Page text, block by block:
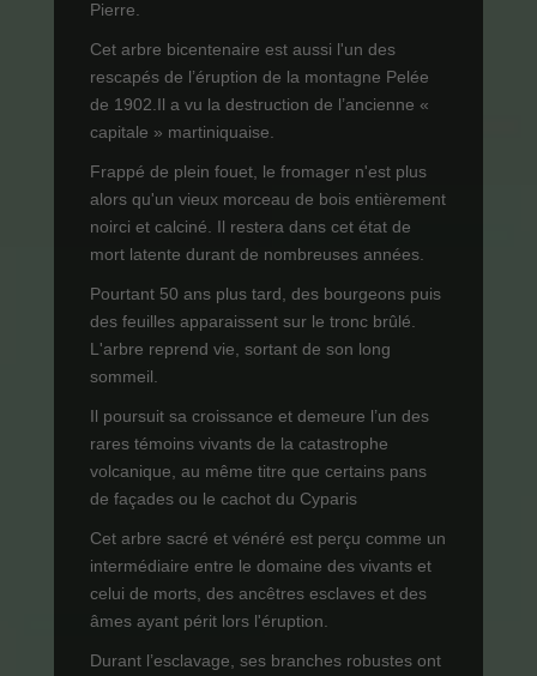
Pierre.
Cet arbre bicentenaire est aussi l'un des
rescapés de l’éruption de la montagne Pelée
de 1902.Il a vu la destruction de l’ancienne «
capitale » martiniquaise.
Frappé de plein fouet, le fromager n'est plus
alors qu'un vieux morceau de bois entièrement
noirci et calciné. Il restera dans cet état de
mort latente durant de nombreuses années.
Pourtant 50 ans plus tard, des bourgeons puis
des feuilles apparaissent sur le tronc brûlé.
L'arbre reprend vie, sortant de son long
sommeil.
Il poursuit sa croissance et demeure l’un des
rares témoins vivants de la catastrophe
volcanique, au même titre que certains pans
de façades ou le cachot du Cyparis
Cet arbre sacré et vénéré est perçu comme un
intermédiaire entre le domaine des vivants et
celui de morts, des ancêtres esclaves et des
âmes ayant périt lors l'éruption.
Durant l’esclavage, ses branches robustes ont